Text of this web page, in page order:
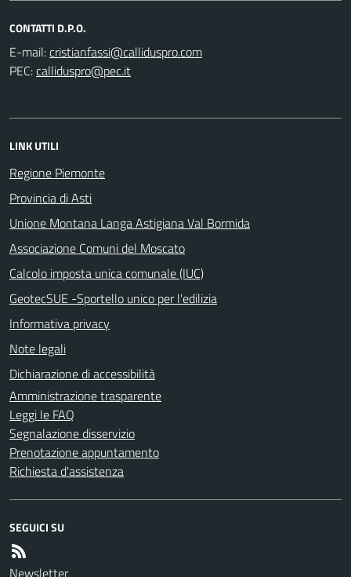
CONTATTI D.P.O.
E-mail:
PEC:
LINK UTILI
Regione Piemonte
Provincia di Asti
Unione Montana Langa Astigiana Val Bormida
Associazione Comuni del Moscato
Calcolo imposta unica comunale (IUC)
GeotecSUE -Sportello unico per l'edilizia
Informativa privacy
Note legali
Dichiarazione di accessibilità
Amministrazione trasparente
Leggi le FAQ
Segnalazione disservizio
Prenotazione appuntamento
Richiesta d'assistenza
SEGUICI SU
Newsletter